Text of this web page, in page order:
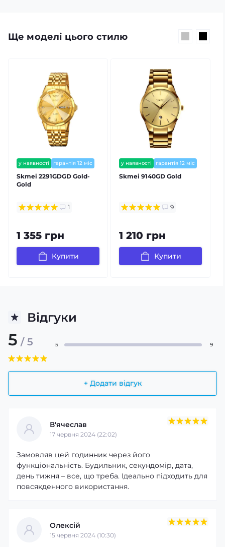
Ще моделі цього стилю
у наявності
гарантія 12 міс
залишилось мало
Skmei 2291GDGD Gold-
Gold
1
1 355 грн
Купити
у наявності гарантія 12 міс
Skmei 9140GD Gold
9
1 210 грн
Купити
Відгуки
5 / 5
+ Додати відгук
5 9
В'ячеслав
17 червня 2024 (22:02)
Замовляв цей годинник через його
функціональність. Будильник, секундомір, дата,
день тижня – все, що треба. Ідеально підходить для
повсякденного використання.
Олексій
15 червня 2024 (10:30)